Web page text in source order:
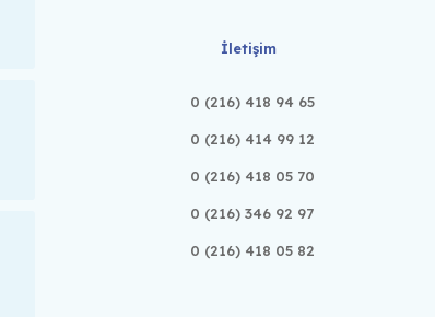
İletişim
0 (216) 418 94 65
0 (216) 414 99 12
0 (216) 418 05 70
0 (216) 346 92 97
0 (216) 418 05 82